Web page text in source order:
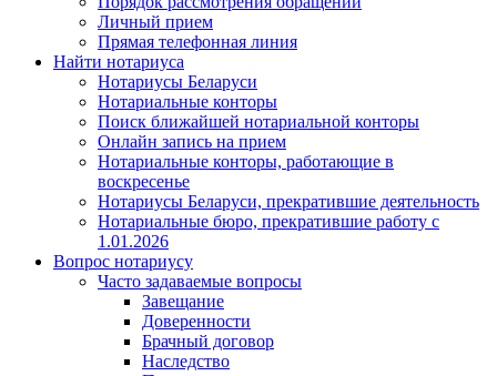
Личный прием
Прямая телефонная линия
Найти нотариуса
Нотариусы Беларуси
Нотариальные конторы
Поиск ближайшей нотариальной конторы
Онлайн запись на прием
Нотариальные конторы, работающие в
воскресенье
Нотариусы Беларуси, прекратившие деятельность
Нотариальные бюро, прекратившие работу с
1.01.2026
Вопрос нотариусу
Часто задаваемые вопросы
Завещание
Доверенности
Брачный договор
Наследство